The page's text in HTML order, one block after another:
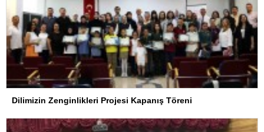
Dilimizin Zenginlikleri Projesi Kapanış Töreni